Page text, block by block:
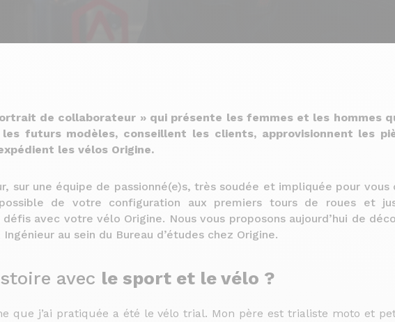
de collaborateur » qui présente les femmes et les hommes
futurs modèles, conseillent les clients, approvisionnent les
les vélos Origine.
sur une équipe de passionné(e)s, très soudée et impliquée pour vous
de votre configuration aux premiers tours de roues et
avec votre vélo Origine. Nous vous proposons aujourd’hui de
au sein du Bureau d’études chez Origine.
avec le sport et le vélo ?
que j’ai pratiquée a été le vélo trial. Mon père est trialiste moto et